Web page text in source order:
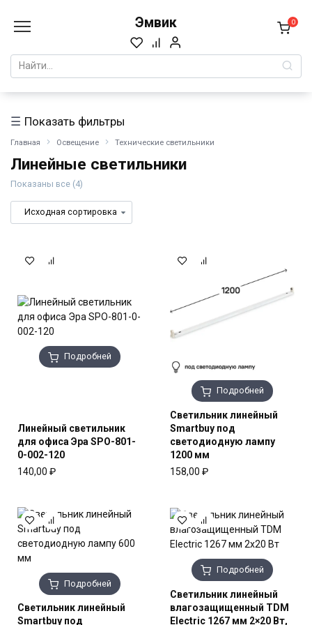
содержанию
Эмвик 0
Search
for:
Главная Освещение Технические светильники
Линейные светильники
Показаны все (4)
Подробней
Линейный светильник
для офиса Эра SPO-801-
0-002-120
140,00 ₽
Подробней
Светильник линейный
Smartbuy под
светодиодную лампу
1200 мм
158,00 ₽
Подробней
Светильник линейный
Smartbuy под
Подробней
Светильник линейный
влагозащищенный TDM
Electric 1267 мм 2×20 Вт,
Показать фильтры